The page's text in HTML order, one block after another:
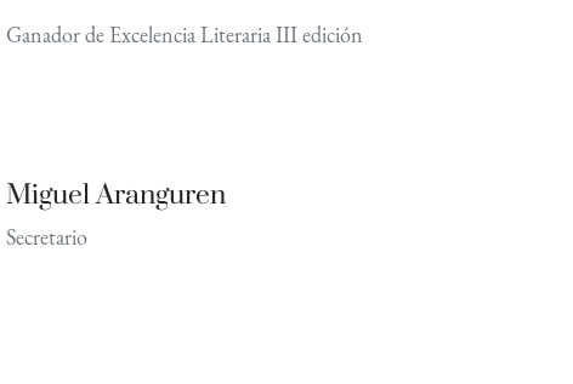
Ganador de Excelencia Literaria III edición
Miguel Aranguren
Secretario